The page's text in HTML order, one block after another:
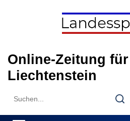
Online-Zeitung für
Liechtenstein
Search